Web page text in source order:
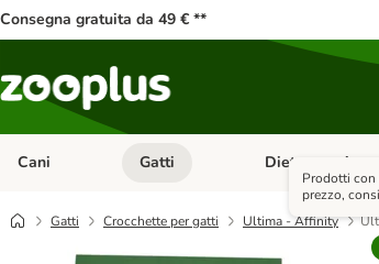
Consegna gratuita da 49 € **
Cani Apri Menu Categoria: Cani
Gatti Apri Menu
Diete e
Gatti Crocchette per gatti Ultima - Affinity
Prodotti
prezzo,